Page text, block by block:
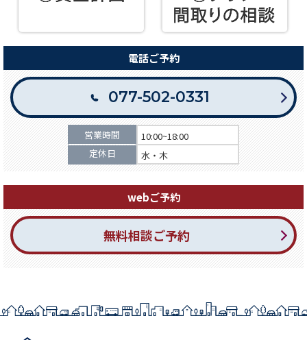
電話ご予約
077-502-0331
営業時間
10:00~18:00
定休日
水・木
webご予約
無料相談ご予約